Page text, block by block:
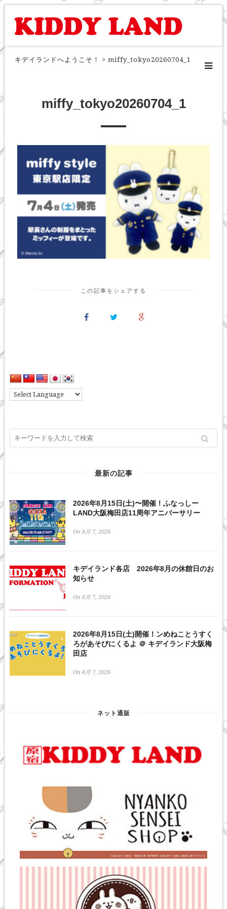
キデイランドへようこそ！ > miffy_tokyo20260704_1
miffy_tokyo20260704_1
この記事をシェアする
最新の記事
2026年8月15日(土)〜開催！ふなっしー
LAND大阪梅田店11周年アニバーサリー
On 8月 7, 2026
キデイランド各店 2026年8月の休館日のお
知らせ
On 8月 7, 2026
2026年8月15日(土)開催！ンめねことうすく
ろがあそびにくるよ ＠ キデイランド大阪梅
田店
On 8月 7, 2026
ネット通販